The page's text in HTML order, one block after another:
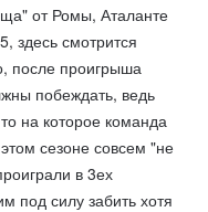
от Ромы, Аталанте
здесь смотрится
после проигрыша
побеждать, ведь
на которое команда
сезоне совсем "не
в 3ех
под силу забить хотя